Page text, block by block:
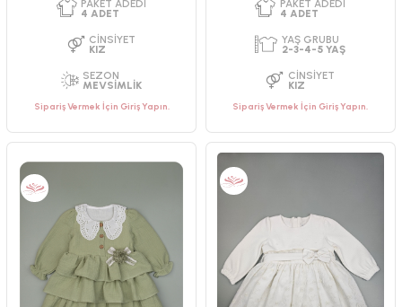
PAKET ADEDI
4ADET
YAŞ GRUBU
9-12-18-24 AY
CINSIYET
KIZ
4ADET
YAŞ GRUBU
9-12-18-24 AY
CINSIYET
KIZ
Sipariş Vermek İçin Giriş Yapın. Sipariş Vermek İçin Giriş Yapın.